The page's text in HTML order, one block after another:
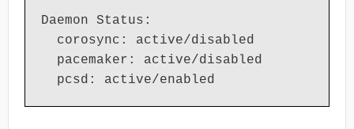
Daemon Status:
  corosync: active/disabled
  pacemaker: active/disabled
  pcsd: active/enabled